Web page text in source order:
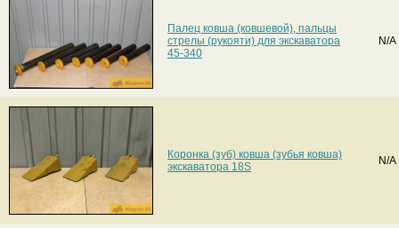
Палец ковша (ковшевой), пальцы
стрелы (рукояти) для экскаватора
45-340
N/A
Коронка (зуб) ковша (зубья ковша)
экскаватора 18S
N/A